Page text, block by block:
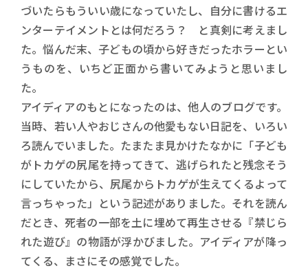
づいたらもういい歳になっていたし、自分に書けるエ
ンターテイメントとは何だろう？ と真剣に考えまし
た。悩んだ末、子どもの頃から好きだったホラーとい
うものを、いちど正面から書いてみようと思いまし
た。
アイディアのもとになったのは、他人のブログです。
当時、若い人やおじさんの他愛もない日記を、いろい
ろ読んでいました。たまたま見かけたなかに「子ども
がトカゲの尻尾を持ってきて、逃げられたと残念そう
にしていたから、尻尾からトカゲが生えてくるよって
言っちゃった」という記述がありました。それを読ん
だとき、死者の一部を土に埋めて再生させる『禁じら
れた遊び』の物語が浮かびました。アイディアが降っ
てくる、まさにその感覚でした。